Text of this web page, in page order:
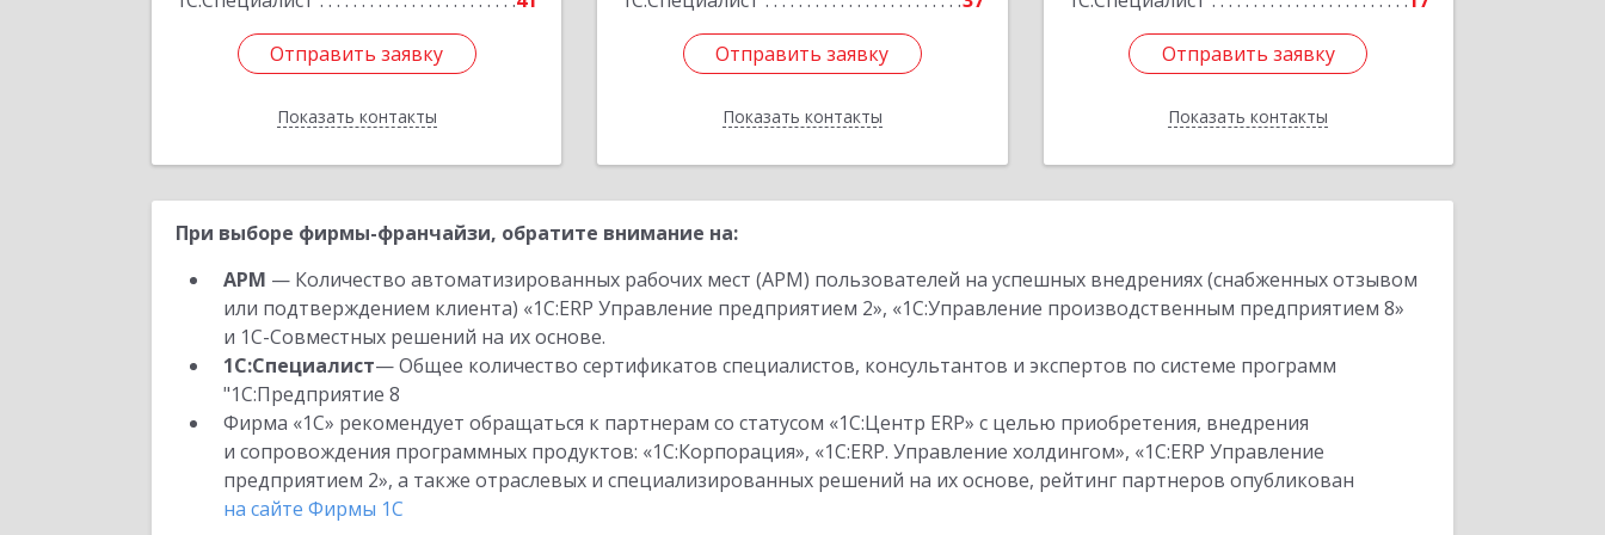
Отправить заявку
Показать контакты
Отправить заявку
Назад
Отправить заявку
Показать контакты
Отправить заявку
Назад
Отправить заявку
Показать контакты
Отправить заявку
Назад
При выборе фирмы-франчайзи, обратите внимание на:
АРМ — Количество автоматизированных рабочих мест (АРМ) пользователей на успешных внедрениях (снабженных отзывом
или подтверждением клиента) «1С:ERP Управление предприятием 2», «1С:Управление производственным предприятием 8»
и 1С-Совместных решений на их основе.
1С:Специалист— Общее количество сертификатов специалистов, консультантов и экспертов по системе программ
"1С:Предприятие 8
Фирма «1С» рекомендует обращаться к партнерам со статусом «1С:Центр ERP» с целью приобретения, внедрения
и сопровождения программных продуктов: «1С:Корпорация», «1С:ERP. Управление холдингом», «1С:ERP Управление
предприятием 2», а также отраслевых и специализированных решений на их основе, рейтинг партнеров опубликован
на сайте Фирмы 1С